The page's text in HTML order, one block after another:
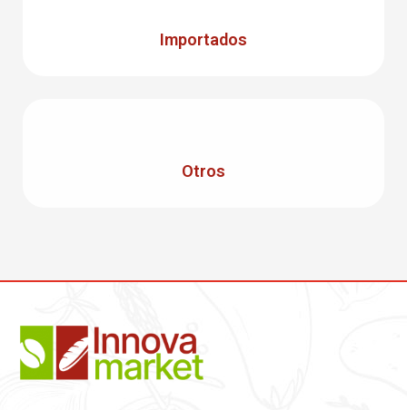
Importados
Otros